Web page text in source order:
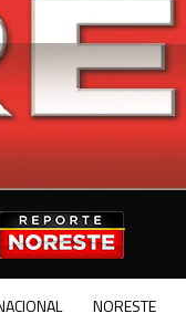
NORESTE